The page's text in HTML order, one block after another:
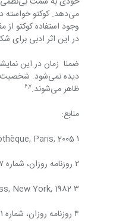
در این اثر ادبی برای
ظاهر می‌شوند.
۶,۷
منابع:
۱ Henrik Ibsen, Drames contemporains, La Pochothèque, Paris, 2005
۲ روزنامه روزان، شماره ۱۸۸۷، صفحه ۵، سال انتشار ۱۳۸۹.
۳ Samuel Beckett, Waiting for Godot, Grove Press, New York, 1982
۴ روزنامه روزان، شماره ۱۶۷۱، صفحه ۶، سال انتشار ۱۳۸۸.